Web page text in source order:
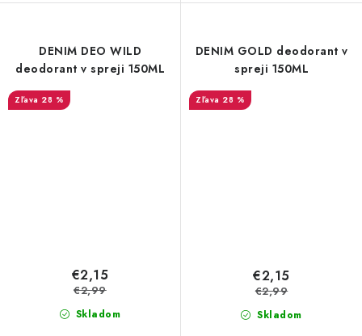
DENIM DEO WILD
deodorant v spreji 150ML
28 %
Skladom
€2,15
€2,99
DENIM GOLD deodorant v
spreji 150ML
28 %
Skladom
€2,15
€2,99